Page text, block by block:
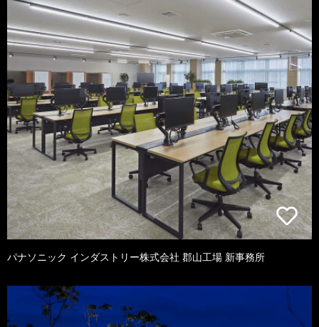
パナソニック インダストリー株式会社 郡山工場 新事務所